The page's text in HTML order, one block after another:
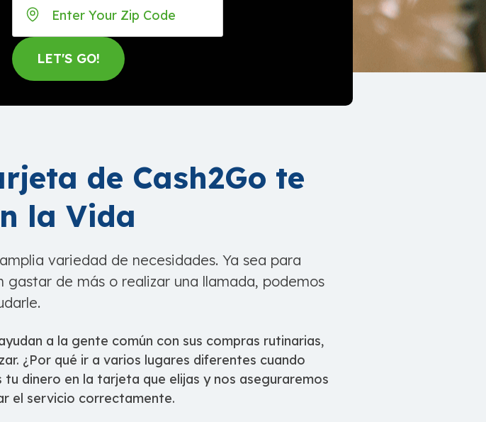
de Cash2Go te
la Vida
variedad de necesidades. Ya sea para
de más o realizar una llamada, podemos
a la gente común con sus compras rutinarias,
¿Por qué ir a varios lugares diferentes cuando
dinero en la tarjeta que elijas y nos aseguraremos
el servicio correctamente.